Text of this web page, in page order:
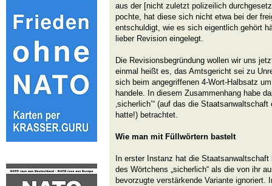
aus der [nicht zuletzt polizeilich
pochte, hat diese sich nicht etwa bei der
entschuldigt, wie es sich eigentlich gehört
lieber Revision eingelegt.
Die Revisionsbegründung wollen wir uns
einmal heißt es, das Amtsgericht sei zu
sich beim angegriffenen 4-Wort-Halbsatz
handele. In diesem Zusammenhang habe
‚sicherlich’“ (auf das die
hatte!) betrachtet.
Wie man mit Füllwörtern bastelt
In erster Instanz hat die
des Wörtchens „sicherlich“ als die von ihr
bevorzugte verstärkende Variante ignoriert.